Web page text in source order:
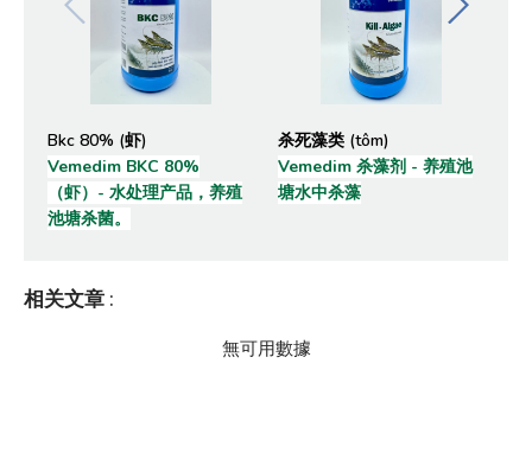
Bkc 80% (虾)
Vemedim BKC 80%
（虾）- 水处理产品，养殖
池塘杀菌。
杀死藻类 (tôm)
Vemedim 杀藻剂 - 养殖池
塘水中杀藻
相关文章 :
無可用數據